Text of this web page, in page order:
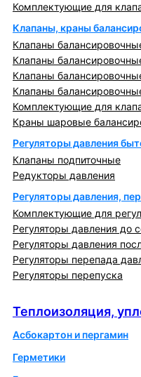
Комплектующие для
Клапаны, краны
Клапаны
Клапаны
Клапаны
Клапаны
Комплектующие для
Краны шаровые
Регуляторы давления
Клапаны подпиточные
Редукторы давления
Регуляторы давления,
Комплектующие для
Регуляторы давления до
Регуляторы давления
Регуляторы перепада
Регуляторы перепуска
Теплоизоляция,
Асбокартон и пергамин
Герметики